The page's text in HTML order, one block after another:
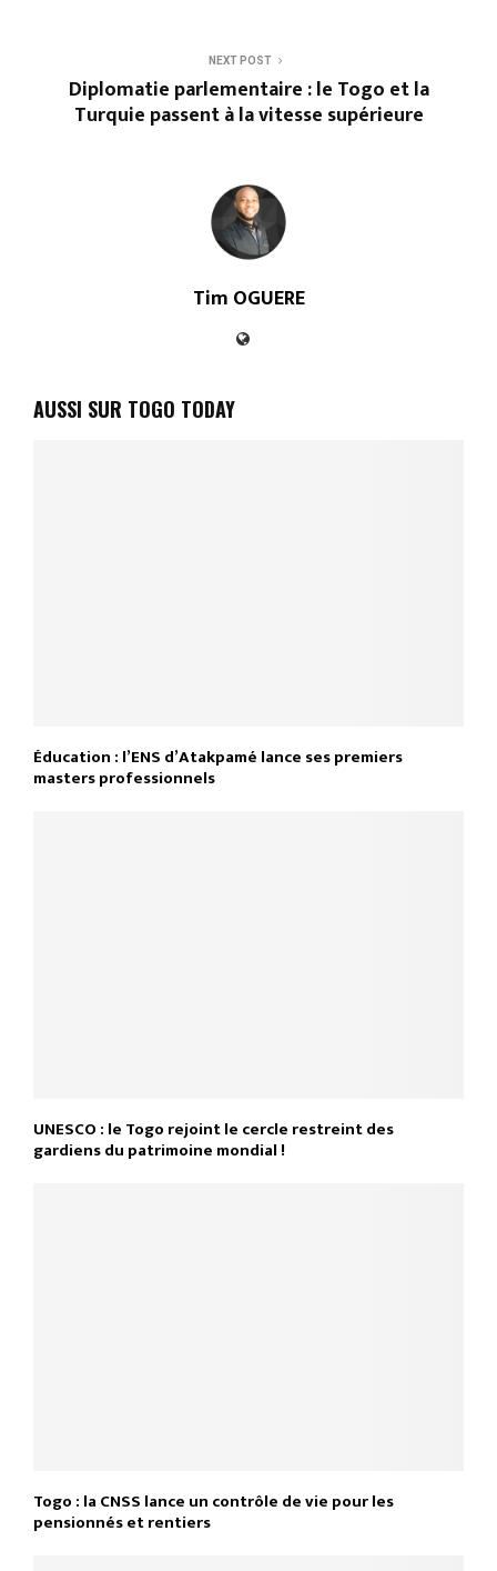
NEXT POST
Diplomatie parlementaire : le Togo et la
Turquie passent à la vitesse supérieure
Tim OGUERE
AUSSI SUR TOGO TODAY
Éducation : l’ENS d’Atakpamé lance ses premiers
masters professionnels
UNESCO : le Togo rejoint le cercle restreint des
gardiens du patrimoine mondial !
Togo : la CNSS lance un contrôle de vie pour les
pensionnés et rentiers